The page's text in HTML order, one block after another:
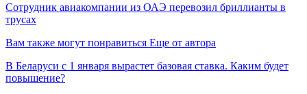
Сотрудник авиакомпании из ОАЭ перевозил бриллианты в
трусах
Вам также могут понравиться Еще от автора
В Беларуси с 1 января вырастет базовая ставка. Каким будет
повышение?